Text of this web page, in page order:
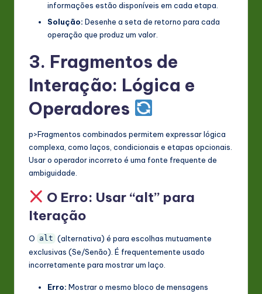
informações estão disponíveis em cada etapa.
Solução: Desenhe a seta de retorno para cada
operação que produz um valor.
3. Fragmentos de
Interação: Lógica e
Operadores
p>Fragmentos combinados permitem expressar lógica
complexa, como laços, condicionais e etapas opcionais.
Usar o operador incorreto é uma fonte frequente de
ambiguidade.
O Erro: Usar “alt” para
Iteração
O alt (alternativa) é para escolhas mutuamente
exclusivas (Se/Senão). É frequentemente usado
incorretamente para mostrar um laço.
Erro: Mostrar o mesmo bloco de mensagens